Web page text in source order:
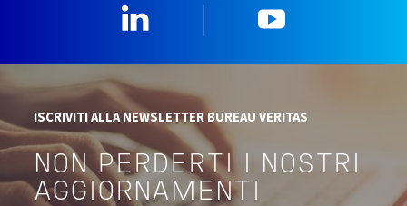
ISCRIVITI ALLA NEWSLETTER BUREAU VERITAS
NON PERDERTI I NOSTRI
AGGIORNAMENTI